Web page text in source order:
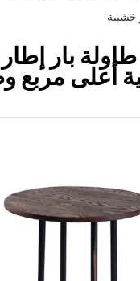
خشبية
بار
أعلى مربع